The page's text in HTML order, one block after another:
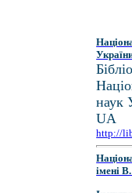
наук
UA
http://
імені